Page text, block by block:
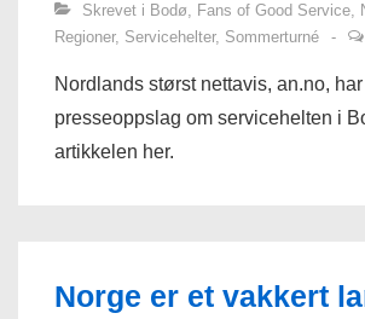
Skrevet i Bodø, Fans of Good Service,
Regioner, Servicehelter, Sommerturné
Nordlands størst nettavis, an.no,
presseoppslag om servicehelten i
artikkelen her.
Norge er et vakkert